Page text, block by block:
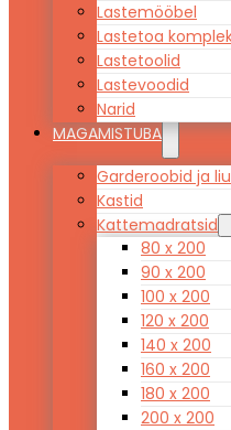
Lastemööbel
Lastetoa
Lastetoolid
Lastevoodid
Narid
MAGAMISTUBA
Garderoobid ja
Kastid
Kattemadratsid
80 x 200
90 x 200
100 x 200
120 x 200
140 x 200
160 x 200
180 x 200
200 x 200